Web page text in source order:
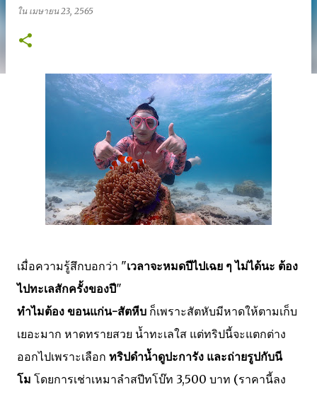
ใน เมษายน 23, 2565
เมื่อความรู้สึกบอกว่า "เวลาจะหมดปีไปเฉย ๆ ไม่ได้นะ ต้อง
ไปทะเลสักครั้งของปี"
ทำไมต้อง ขอนแก่น-สัตหีบ ก็เพราะสัตหับมีหาดให้ตามเก็บ
เยอะมาก หาดทรายสวย น้ำทะเลใส แต่ทริปนี้จะแตกต่าง
ออกไปเพราะเลือก ทริปดำน้ำดูปะการัง และถ่ายรูปกับนี
โม โดยการเช่าเหมาลำสปีทโบ๊ท 3,500 บาท (ราคานี้ลง